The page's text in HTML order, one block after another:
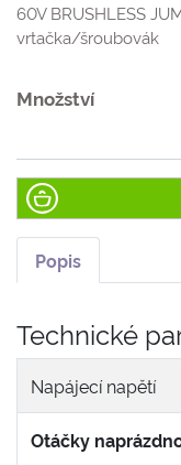
60V BRUSHLESS
vrtačka/šroubovák
Množství
Popis
Technické
Napájecí napětí
Otáčky